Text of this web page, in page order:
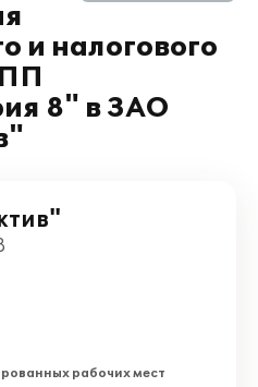
и налогового
8" в ЗАО
рабочих мест